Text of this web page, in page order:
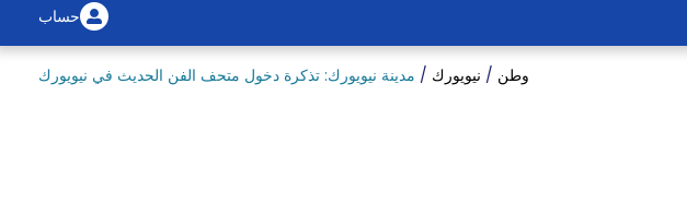
حساب
وطن / نيويورك / مدينة نيويورك: تذكرة دخول متحف الفن الحديث في نيويورك